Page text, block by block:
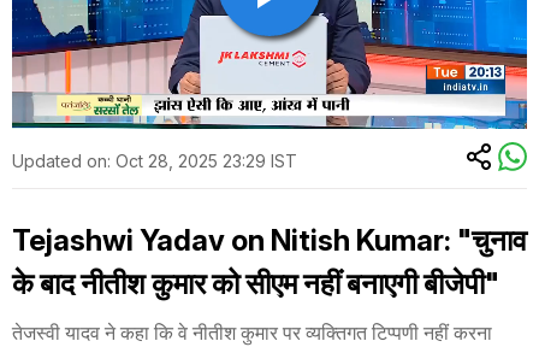
Updated on: Oct 28, 2025 23:29 IST
Tejashwi Yadav on Nitish Kumar: "चुनाव
के बाद नीतीश कुमार को सीएम नहीं बनाएगी बीजेपी"
तेजस्वी यादव ने कहा कि वे नीतीश कुमार पर व्यक्तिगत टिप्पणी नहीं करना